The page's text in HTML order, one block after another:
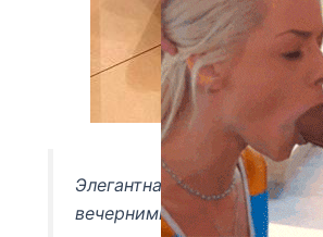
Элегантная и уверенная,
вечерними прогулками и